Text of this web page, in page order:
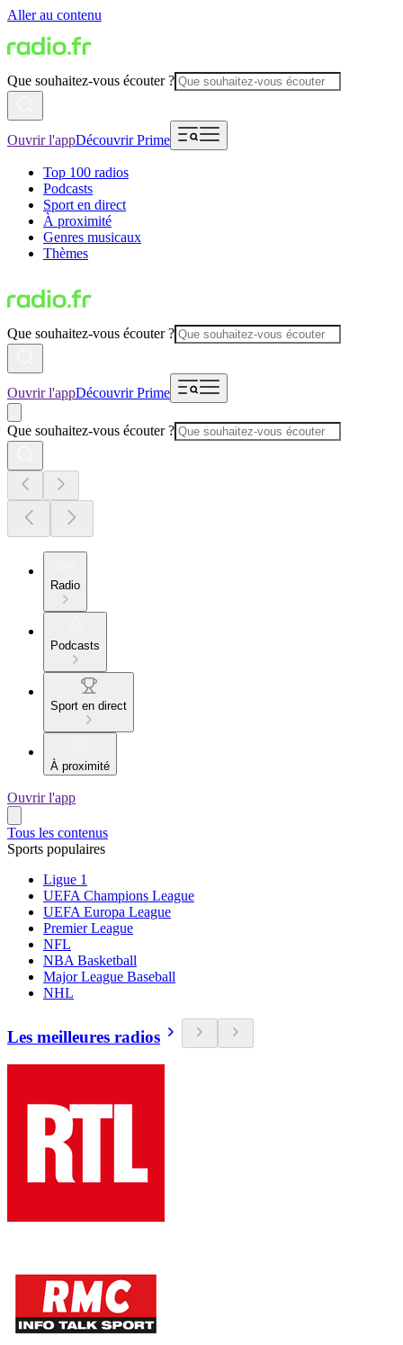
Aller au contenu
Que souhaitez-vous écouter ?
Ouvrir l'appDécouvrir Prime
Top 100 radios
Podcasts
Sport en direct
À proximité
Genres musicaux
Thèmes
Que souhaitez-vous écouter ?
Ouvrir l'appDécouvrir Prime
Que souhaitez-vous écouter ?
Radio
Podcasts
Sport en direct
À proximité
Ouvrir l'app
Tous les contenus
Sports populaires
Ligue 1
UEFA Champions League
UEFA Europa League
Premier League
NFL
NBA Basketball
Major League Baseball
NHL
Les meilleures radios